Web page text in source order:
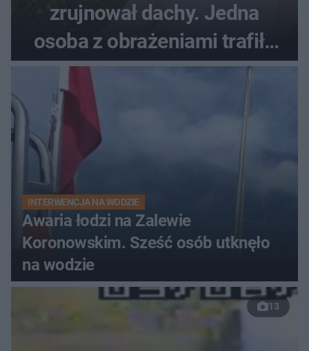
zrujnował dachy. Jedna
osoba z obrażeniami trafiła
do szpitala
INTERWENCJA NA WODZIE
Awaria łodzi na Zalewie
Koronowskim. Sześć osób utknęło
na wodzie
13